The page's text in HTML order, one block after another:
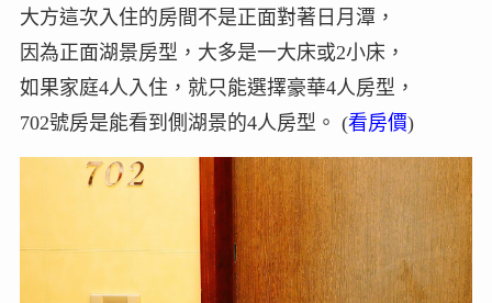
大方這次入住的房間不是正面對著日月潭，
因為正面湖景房型，大多是一大床或2小床，
如果家庭4人入住，就只能選擇豪華4人房型，
702號房是能看到側湖景的4人房型。 (看房價)